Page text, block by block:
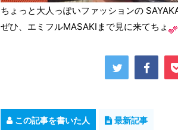
ちょっと大人っぽいファッションの
ぜひ、エミフルMASAKIまで見に来てちょ
この記事を書いた人 最新記事